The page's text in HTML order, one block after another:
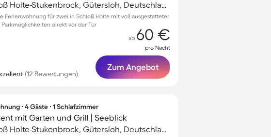
Schloß Holte-Stukenbrock, Gütersloh, Deutschland
Ferienwohnung für zwei in Schloß Holte mit voll ausgestatteter
Parkmöglichkeiten direkt vor der Tür
(12 Bewertungen)
ab 60 €
pro Nacht
Zum Angebot
∙ 4 Gäste ∙ 1 Schlafzimmer
mit Garten und Grill | Seeblick
Schloß Holte-Stukenbrock, Gütersloh, Deutschland